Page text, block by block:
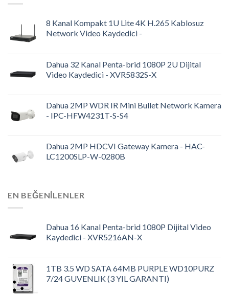
8 Kanal Kompakt 1U Lite 4K H.265 Kablosuz
Network Video Kaydedici -
Dahua 32 Kanal Penta-brid 1080P 2U Dijital
Video Kaydedici - XVR5832S-X
Dahua 2MP WDR IR Mini Bullet Network Kamera
- IPC-HFW4231T-S-S4
Dahua 2MP HDCVI Gateway Kamera - HAC-
LC1200SLP-W-0280B
EN BEĞENILENLER
Dahua 16 Kanal Penta-brid 1080P Dijital Video
Kaydedici - XVR5216AN-X
1TB 3.5 WD SATA 64MB PURPLE WD10PURZ
7/24 GUVENLIK (3 YIL GARANTI)